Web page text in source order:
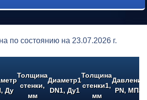
по состоянию на 23.07.2026 г.
Ду
Толщина
стенки,
мм
Диаметр1
DN1, Ду1
Толщина
стенки1,
мм
Давление
PN, МПа